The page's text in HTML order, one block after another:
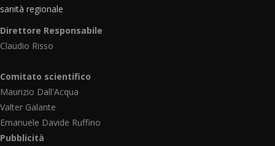
sanità regionale
Direttore Responsabile
Claudio Risso
Comitato scientifico
Maurizio Dall'Acqua
Valter Galante
Emanuele Davide Ruffino
Pubblicità